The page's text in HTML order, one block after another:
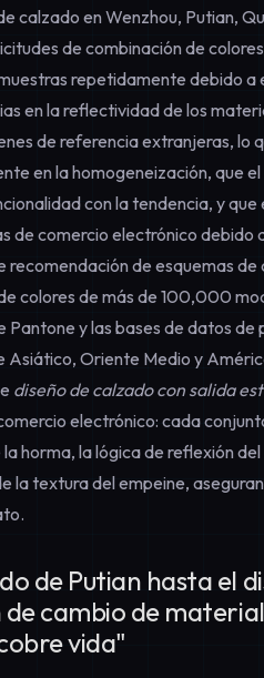
calzado en Wenzhou, Putian,
de combinación de
repetidamente debido a
en la reflectividad de los
de referencia extranjeras, lo
en la homogeneización, que
con la tendencia, y que
de comercio electrónico debido
de esquemas
colores de más de 100,000
Pantone y las bases de datos
Asiático, Oriente Medio y
diseño de calzado con salida
electrónico: cada
horma, la lógica de reflexión del
la textura del empeine,
de Putian hasta el
cambio de
vida"